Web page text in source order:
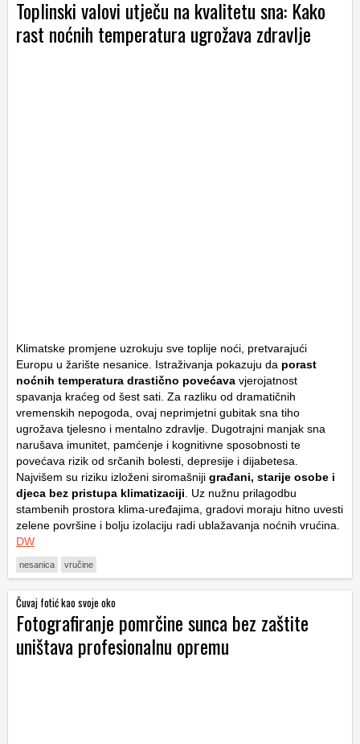
Toplinski valovi utječu na kvalitetu sna: Kako
rast noćnih temperatura ugrožava zdravlje
Klimatske promjene uzrokuju sve toplije noći, pretvarajući
Europu u žarište nesanice. Istraživanja pokazuju da porast
noćnih temperatura drastično povećava vjerojatnost
spavanja kraćeg od šest sati. Za razliku od dramatičnih
vremenskih nepogoda, ovaj neprimjetni gubitak sna tiho
ugrožava tjelesno i mentalno zdravlje. Dugotrajni manjak sna
narušava imunitet, pamćenje i kognitivne sposobnosti te
povećava rizik od srčanih bolesti, depresije i dijabetesa.
Najvišem su riziku izloženi siromašniji građani, starije osobe i
djeca bez pristupa klimatizaciji. Uz nužnu prilagodbu
stambenih prostora klima-uređajima, gradovi moraju hitno uvesti
zelene površine i bolju izolaciju radi ublažavanja noćnih vrućina.
DW
nesanica vručine
Čuvaj fotić kao svoje oko
Fotografiranje pomrčine sunca bez zaštite
uništava profesionalnu opremu